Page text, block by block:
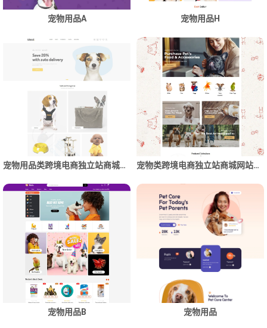
宠物用品A 宠物用品H
宠物用品类跨境电商独立站商城网站建设制作 宠物类跨境电商独立站商城网站建设制作
宠物用品B 宠物用品